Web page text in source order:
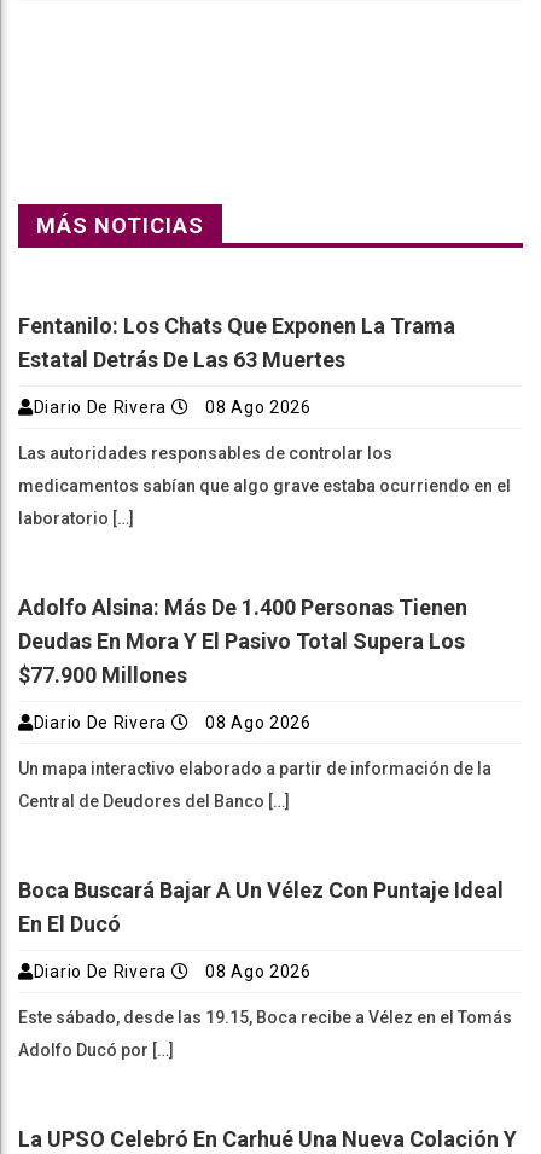
MÁS NOTICIAS
Fentanilo: Los Chats Que Exponen La Trama
Estatal Detrás De Las 63 Muertes
Diario De Rivera 08 Ago 2026
Las autoridades responsables de controlar los
medicamentos sabían que algo grave estaba ocurriendo en el
laboratorio […]
Adolfo Alsina: Más De 1.400 Personas Tienen
Deudas En Mora Y El Pasivo Total Supera Los
$77.900 Millones
Diario De Rivera 08 Ago 2026
Un mapa interactivo elaborado a partir de información de la
Central de Deudores del Banco […]
Boca Buscará Bajar A Un Vélez Con Puntaje Ideal
En El Ducó
Diario De Rivera 08 Ago 2026
Este sábado, desde las 19.15, Boca recibe a Vélez en el Tomás
Adolfo Ducó por […]
La UPSO Celebró En Carhué Una Nueva Colación Y